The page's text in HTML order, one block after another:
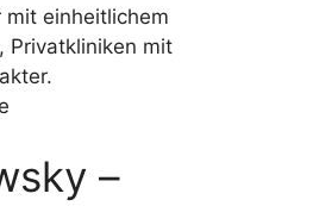
mit einheitlichem
Privatkliniken mit
–